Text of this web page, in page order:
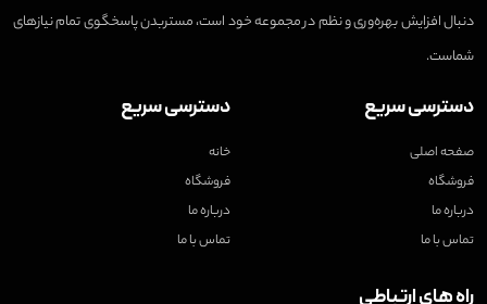
دنبال افزایش بهره‌وری و نظم در مجموعه خود است، مستربدن پاسخگوی تمام نیازهای
شماست.
دسترسی سریع
صفحه اصلی
فروشگاه
درباره ما
تماس با ما
دسترسی سریع
خانه
فروشگاه
درباره ما
تماس با ما
راه های ارتباطی